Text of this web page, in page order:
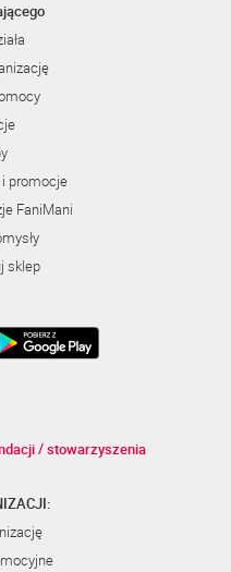
promocje
FaniMani
sklep
/ stowarzyszenia